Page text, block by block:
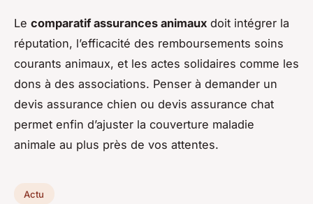
Le comparatif assurances animaux doit intégrer la
réputation, l’efficacité des remboursements soins
courants animaux, et les actes solidaires comme les
dons à des associations. Penser à demander un
devis assurance chien ou devis assurance chat
permet enfin d’ajuster la couverture maladie
animale au plus près de vos attentes.
Actu